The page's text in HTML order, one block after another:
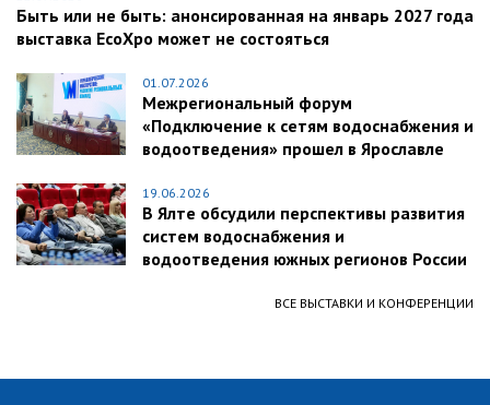
Быть или не быть: анонсированная на январь 2027 года
выставка EcoXpo может не состояться
01.07.2026
Межрегиональный форум
«Подключение к сетям водоснабжения и
водоотведения» прошел в Ярославле
19.06.2026
В Ялте обсудили перспективы развития
систем водоснабжения и
водоотведения южных регионов России
ВСЕ ВЫСТАВКИ И КОНФЕРЕНЦИИ